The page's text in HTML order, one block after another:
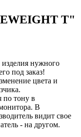
T"
нужного
под заказ!
цвета и
по тону в
В
видит свое
- на другом.